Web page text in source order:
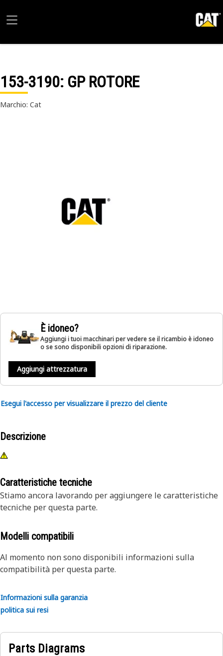
153-3190: GP ROTORE
Marchio: Cat
È idoneo?
Aggiungi i tuoi macchinari per vedere se il ricambio è idoneo
o se sono disponibili opzioni di riparazione.
Aggiungi attrezzatura
Esegui l'accesso per visualizzare il prezzo del cliente
Descrizione
Caratteristiche tecniche
Stiamo ancora lavorando per aggiungere le caratteristiche
tecniche per questa parte.
Modelli compatibili
Al momento non sono disponibili informazioni sulla
compatibilità per questa parte.
Informazioni sulla garanzia
politica sui resi
Parts Diagrams